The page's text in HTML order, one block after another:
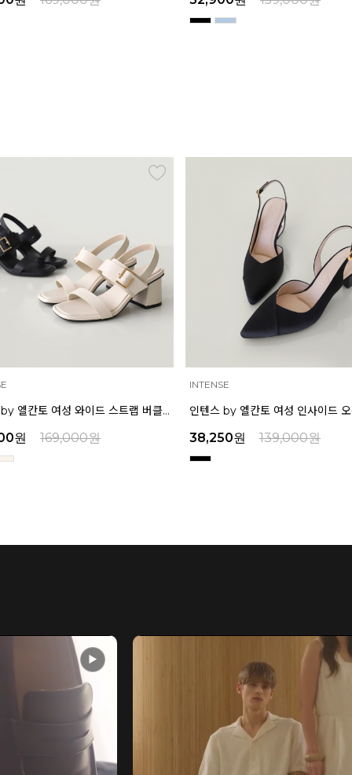
인텐스 by 엘칸토 여성 와이드 스트랩 버클 포인트 샌들 6cm LCWW17I626
원 169,000원
INTENSE
38,250원 139,000원
▶